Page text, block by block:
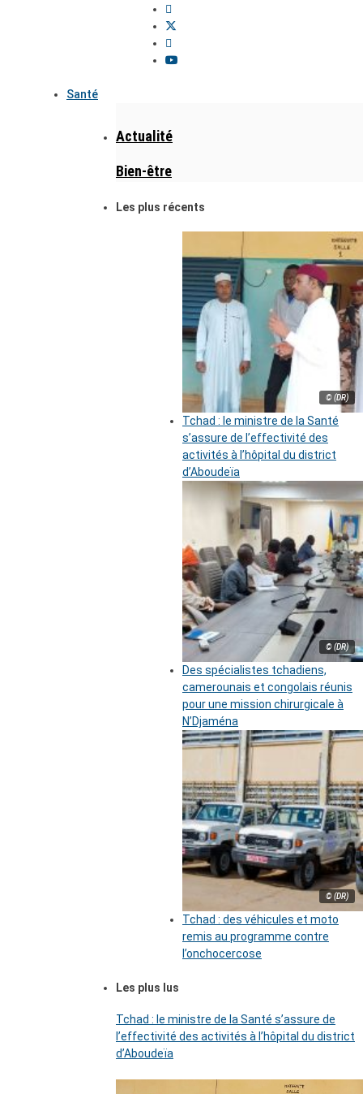
Santé
Actualité
Bien-être
Les plus récents
© (DR)
Tchad : le ministre de la Santé
s’assure de l’effectivité des
activités à l’hôpital du district
d’Aboudeïa
© (DR)
Des spécialistes tchadiens,
camerounais et congolais réunis
pour une mission chirurgicale à
N’Djaména
© (DR)
Tchad : des véhicules et moto
remis au programme contre
l’onchocercose
Les plus lus
Tchad : le ministre de la Santé s’assure de
l’effectivité des activités à l’hôpital du district
d’Aboudeïa